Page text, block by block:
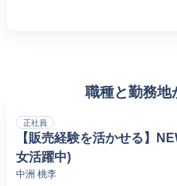
職種と勤務地
正社員
【販売経験を活かせる】
女活躍中)
中洲 桃李